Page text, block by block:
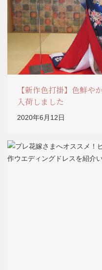
【新作色打掛】色鮮や
入荷しました
2020年6月12日